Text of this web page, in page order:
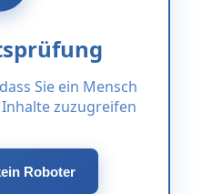
Sie ein Mensch
zuzugreifen
Roboter